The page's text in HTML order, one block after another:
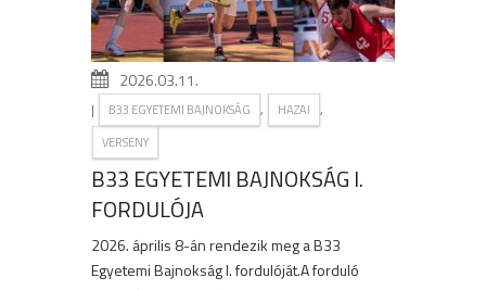
2026.03.11.
| B33 EGYETEMI BAJNOKSÁG , HAZAI ,
VERSENY
B33 EGYETEMI BAJNOKSÁG I.
FORDULÓJA
2026. április 8-án rendezik meg a B33
Egyetemi Bajnokság I. fordulóját.A forduló